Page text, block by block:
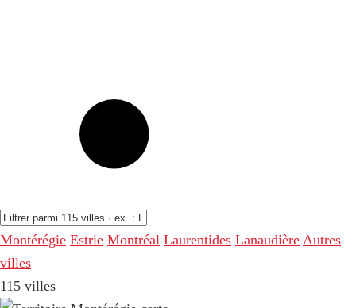
Montérégie Estrie Montréal Laurentides Lanaudière Autres
villes
115 villes